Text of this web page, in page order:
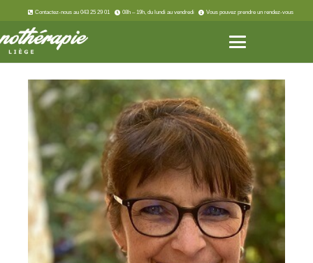
Contactez-nous au 043 25 29 01 08h – 19h, du lundi au vendredi Vous pouvez prendre un rendez-vous